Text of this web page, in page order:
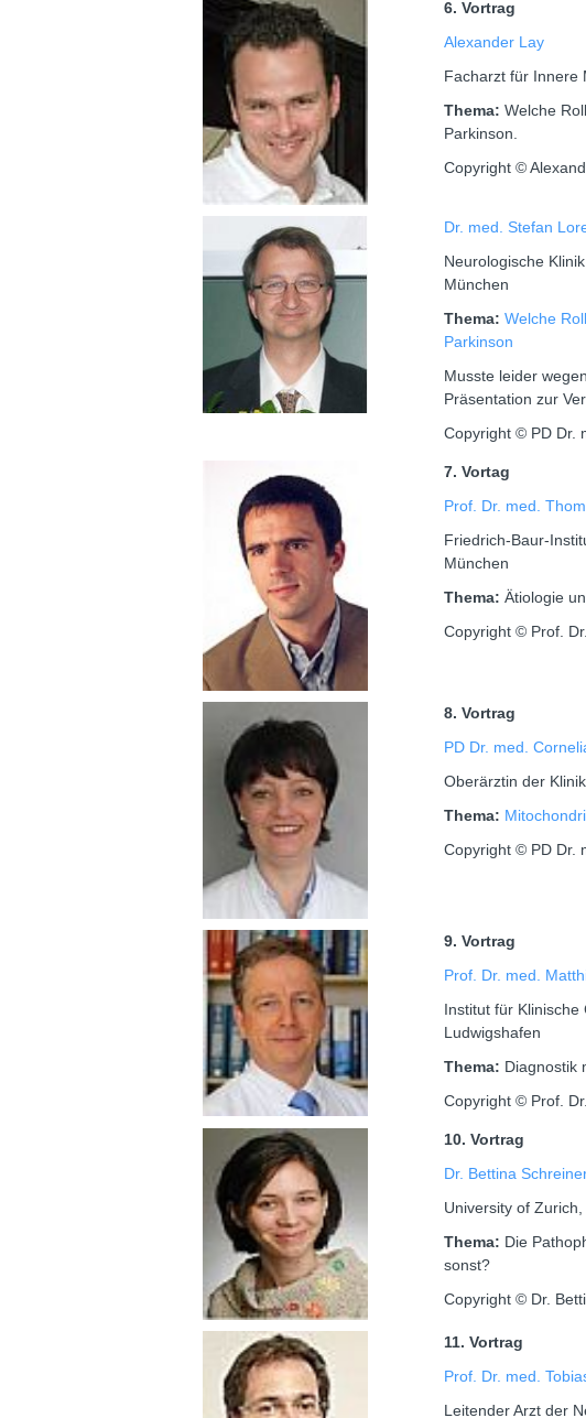
6. Vortrag
Alexander Lay
Facharzt für Innere
Thema: Welche
Parkinson.
Copyright ©
Dr. med. Stefan
Neurologische
München
Thema: Welche
Parkinson
Musste leider
Präsentation zur
Copyright © PD Dr.
7. Vortag
Prof. Dr. med.
Friedrich-Baur-
München
Thema: Ätiologie
Copyright © Prof.
8. Vortrag
PD Dr. med.
Oberärztin der
Thema:
Copyright © PD Dr.
9. Vortrag
Prof. Dr. med.
Institut für
Ludwigshafen
Thema: Diagnostik
Copyright © Prof.
10. Vortrag
Dr. Bettina
University of
Thema: Die
sonst?
Copyright © Dr.
11. Vortrag
Prof. Dr. med.
Leitender Arzt der